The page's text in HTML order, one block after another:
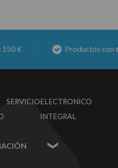
Productos con6
ELECTRONICO
INTEGRAL